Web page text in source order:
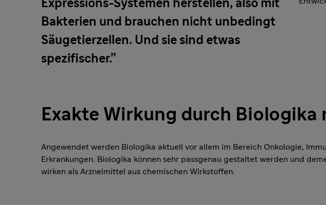
Expressions-Systemen herstellen, also mit
Bakterien und brauchen nicht unbedingt
Säugetierzellen. Und sie sind etwas
spezifischer.
Exakte Wirkung durch Biologika
Angewendet werden Biologika aktuell vor allem im Bereich Onkologie,
Erkrankungen. Biologika können sehr passgenau gestaltet werden und
wirken als Arzneimittel aus chemischen Wirkstoffen.